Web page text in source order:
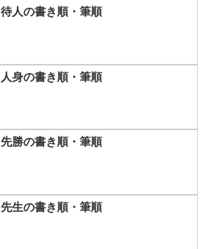
待人の書き順・筆順
人身の書き順・筆順
先勝の書き順・筆順
先生の書き順・筆順